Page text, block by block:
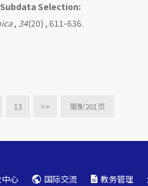
Selection:
, 34(20) , 611-636.
13 >> 第9/201页
心 国际交流 教务管理